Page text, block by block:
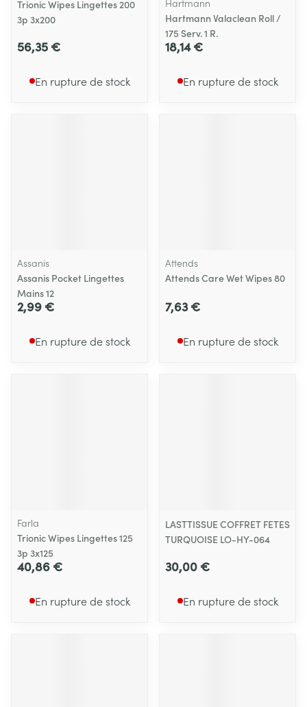
Trionic Wipes Lingettes 200
3p 3x200
56,35 €
En rupture de stock
Hartmann
Hartmann Valaclean Roll /
175 Serv. 1 R.
18,14 €
En rupture de stock
Assanis
Assanis Pocket Lingettes
Mains 12
2,99 €
En rupture de stock
Attends
Attends Care Wet Wipes 80
7,63 €
En rupture de stock
Farla
Trionic Wipes Lingettes 125
3p 3x125
40,86 €
En rupture de stock
LASTTISSUE COFFRET FETES
TURQUOISE LO-HY-064
30,00 €
En rupture de stock